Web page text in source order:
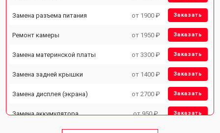
Замена разъема питания от 1900 ₽ Заказать
Ремонт камеры от 1950 ₽ Заказать
Замена материнской платы от 3300 ₽ Заказать
Замена задней крышки от 1400 ₽ Заказать
Замена дисплея (экрана) от 2700 ₽ Заказать
Замена аккумулятора от 950 ₽ Заказать